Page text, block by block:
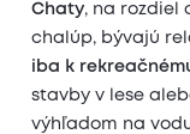
Chaty, na rozdiel
chalúp, bývajú
iba k
stavby v lese
výhľadom na